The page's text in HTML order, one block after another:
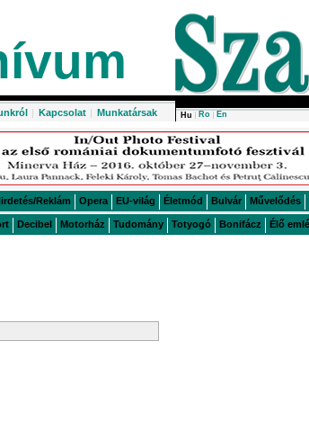
| Kapcsolat | Munkatársak Hu Ro En
Reklám Opera EU-világ Életmód Bulvár Művelődés
Decibel Motorház Tudomány Totyogó Bonifácz Élő